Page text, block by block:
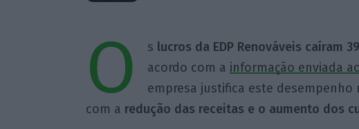
O s lucros da EDP Renováveis caíram
acordo com a informação enviada
empresa justifica este
com a redução das receitas e o aumento dos